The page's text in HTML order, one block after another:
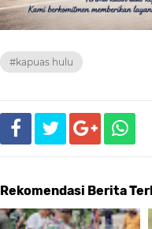
#kapuas hulu
Rekomendasi Berita